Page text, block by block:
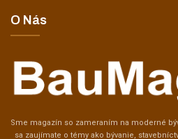
O Nás
Sme magazín so zameraním na moderné
sa zaujímate o témy ako bývanie,